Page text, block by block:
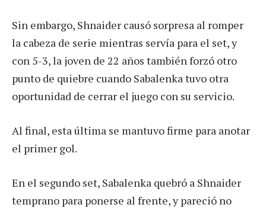
Sin embargo, Shnaider causó sorpresa al romper
la cabeza de serie mientras servía para el set, y
con 5-3, la joven de 22 años también forzó otro
punto de quiebre cuando Sabalenka tuvo otra
oportunidad de cerrar el juego con su servicio.
Al final, esta última se mantuvo firme para anotar
el primer gol.
En el segundo set, Sabalenka quebró a Shnaider
temprano para ponerse al frente, y pareció no